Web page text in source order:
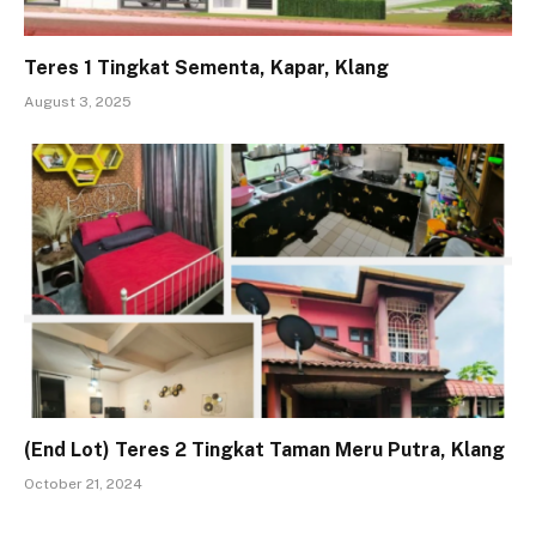
Teres 1 Tingkat Sementa, Kapar, Klang
August 3, 2025
(End Lot) Teres 2 Tingkat Taman Meru Putra, Klang
October 21, 2024